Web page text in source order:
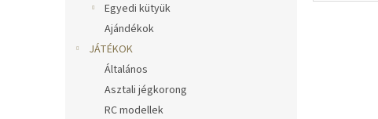
Egyedi kütyük
Ajándékok
JÁTÉKOK
Általános
Asztali jégkorong
RC modellek